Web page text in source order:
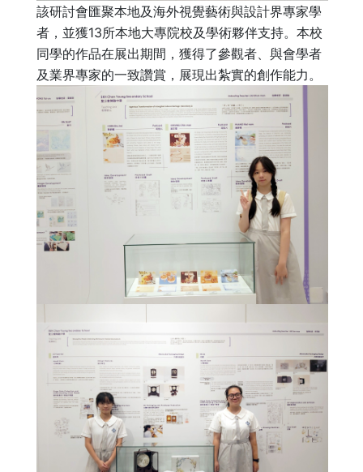
該研討會匯聚本地及海外視覺藝術與設計界專家學
者，並獲13所本地大專院校及學術夥伴支持。本校
同學的作品在展出期間，獲得了參觀者、與會學者
及業界專家的一致讚賞，展現出紮實的創作能力。